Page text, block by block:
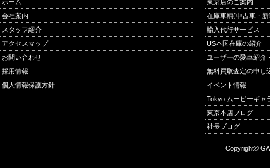
ホーム
会社案内
スタッフ紹介
アクセスマップ
お問い合わせ
採用情報
個人情報保護方針
東京店のご案内
在庫車輌(中古車・
輸入代行サービス
US本国在庫の紹介
ユーザーの愛車紹介
無料買取査定の申し
イベント情報
Tokyo ムービーギャ
東京本店ブログ
社長ブログ
Copyright©